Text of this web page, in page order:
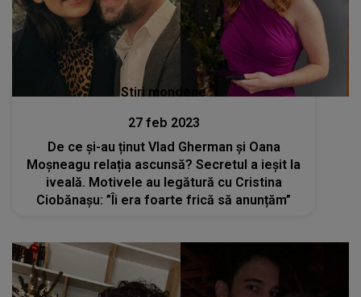
Stiri mondene
27 feb 2023
De ce și-au ținut Vlad Gherman și Oana
Moșneagu relația ascunsă? Secretul a ieșit la
iveală. Motivele au legătură cu Cristina
Ciobănașu: ”Îi era foarte frică să anunțăm”